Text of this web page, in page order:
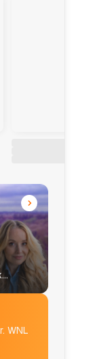
WNL